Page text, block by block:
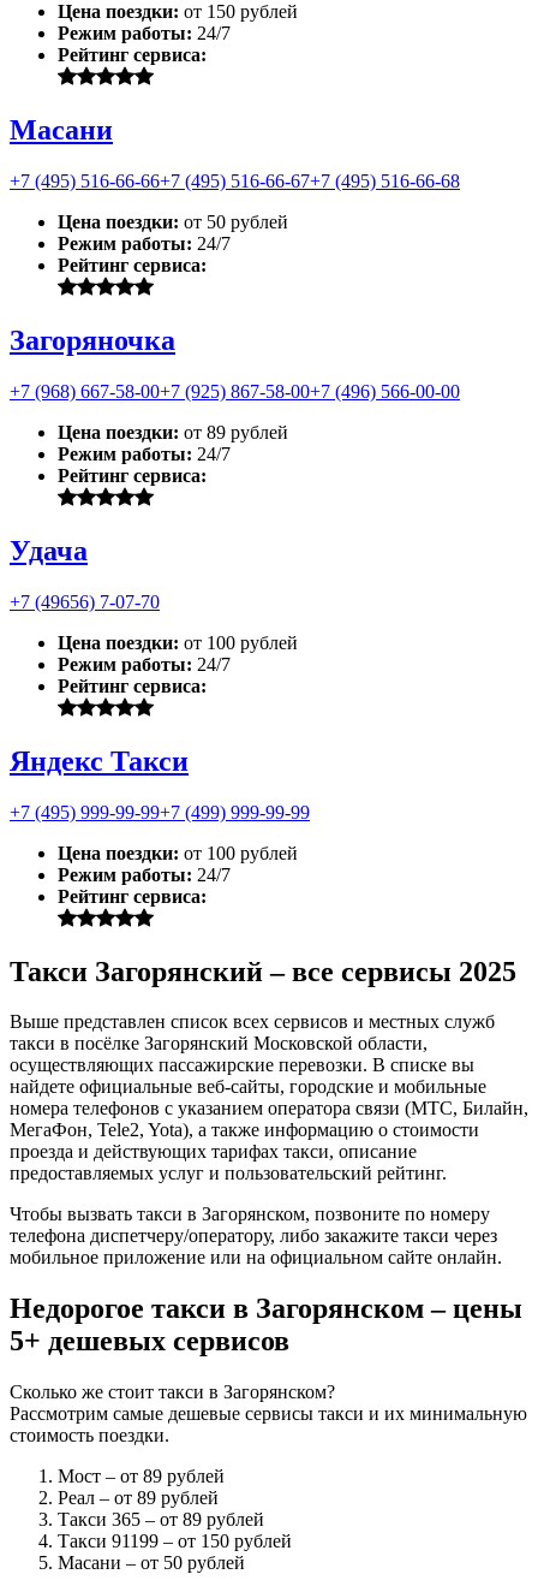
Цена поездки: от 150 рублей
Режим работы: 24/7
Рейтинг сервиса:
Масани
+7 (495) 516-66-66+7 (495) 516-66-67+7 (495) 516-66-68
Цена поездки: от 50 рублей
Режим работы: 24/7
Рейтинг сервиса:
Загоряночка
+7 (968) 667-58-00+7 (925) 867-58-00+7 (496) 566-00-00
Цена поездки: от 89 рублей
Режим работы: 24/7
Рейтинг сервиса:
Удача
+7 (49656) 7-07-70
Цена поездки: от 100 рублей
Режим работы: 24/7
Рейтинг сервиса:
Яндекс Такси
+7 (495) 999-99-99+7 (499) 999-99-99
Цена поездки: от 100 рублей
Режим работы: 24/7
Рейтинг сервиса:
Такси Загорянский – все сервисы 2025
Выше представлен список всех сервисов и местных служб
такси в посёлке Загорянский Московской области,
осуществляющих пассажирские перевозки. В списке вы
найдете официальные веб-сайты, городские и мобильные
номера телефонов с указанием оператора связи (МТС, Билайн,
МегаФон, Tele2, Yota), а также информацию о стоимости
проезда и действующих тарифах такси, описание
предоставляемых услуг и пользовательский рейтинг.
Чтобы вызвать такси в Загорянском, позвоните по номеру
телефона диспетчеру/оператору, либо закажите такси через
мобильное приложение или на официальном сайте онлайн.
Недорогое такси в Загорянском – цены
5+ дешевых сервисов
Сколько же стоит такси в Загорянском?
Рассмотрим самые дешевые сервисы такси и их минимальную
стоимость поездки.
Мост – от 89 рублей
Реал – от 89 рублей
Такси 365 – от 89 рублей
Такси 91199 – от 150 рублей
Масани – от 50 рублей